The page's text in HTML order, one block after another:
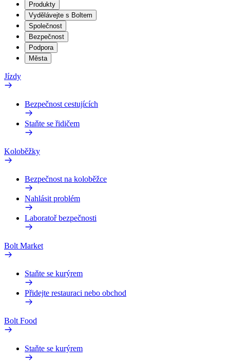
Produkty
Vydělávejte s Boltem
Společnost
Bezpečnost
Podpora
Města
Jízdy
Bezpečnost cestujících
Staňte se řidičem
Koloběžky
Bezpečnost na koloběžce
Nahlásit problém
Laboratoř bezpečnosti
Bolt Market
Staňte se kurýrem
Přidejte restauraci nebo obchod
Bolt Food
Staňte se kurýrem